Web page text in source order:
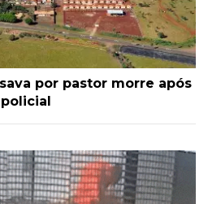
por pastor morre após